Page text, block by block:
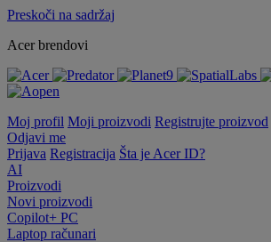
Preskoči na sadržaj
Acer brendovi
Moj profil Moji proizvodi Registrujte proizvod
Odjavi me
Prijava Registracija Šta je Acer ID?
AI
Proizvodi
Novi proizvodi
Copilot+ PC
Laptop računari